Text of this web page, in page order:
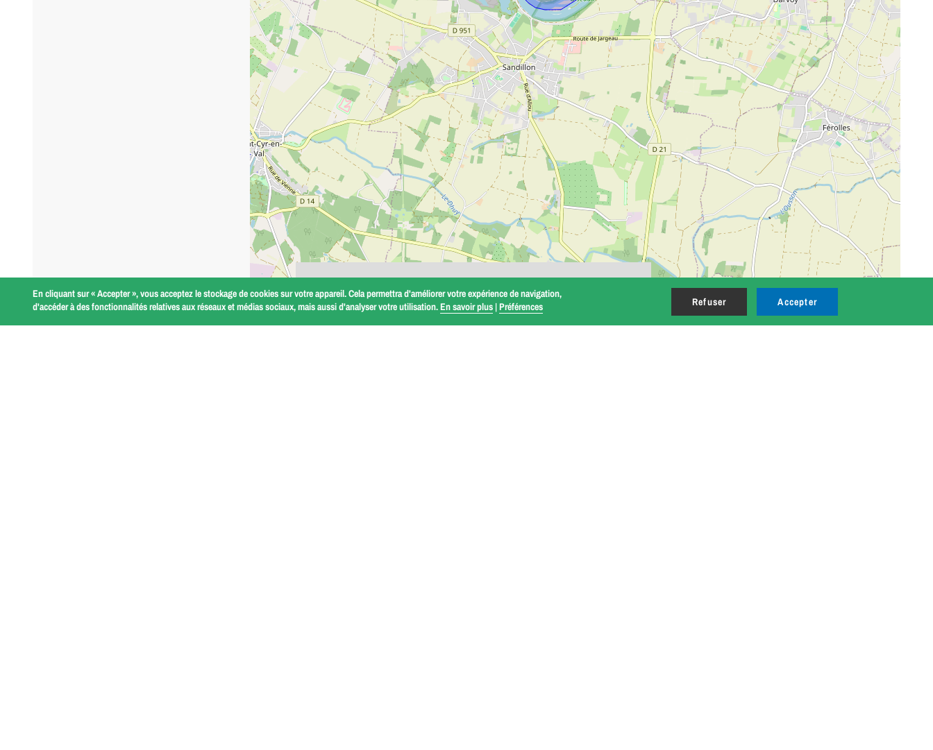
En cliquant sur « Accepter », vous acceptez le stockage de cookies sur votre appareil. Cela permettra d'améliorer votre expérience de navigation,
d'accéder à des fonctionnalités relatives aux réseaux et médias sociaux, mais aussi d'analyser votre utilisation.En savoir plus |Préférences Refuser Accepter